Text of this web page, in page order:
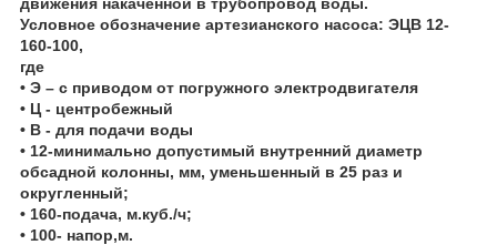
Условное обозначение артезианского насоса: ЭЦВ 12-
160-100,
где
• Э – с приводом от погружного электродвигателя
• Ц - центробежный
• В - для подачи воды
• 12-минимально допустимый внутренний диаметр
обсадной колонны, мм, уменьшенный в 25 раз и
округленный;
• 160-подача, м.куб./ч;
• 100- напор,м.